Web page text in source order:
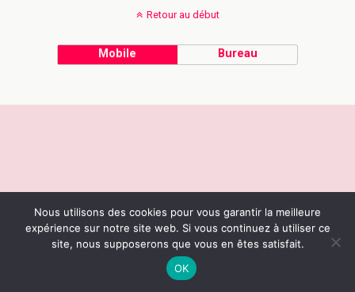
Nous utilisons des cookies pour vous garantir la meilleure
expérience sur notre site web. Si vous continuez à utiliser ce
site, nous supposerons que vous en êtes satisfait.
OK
Retour au début
Mobile Bureau